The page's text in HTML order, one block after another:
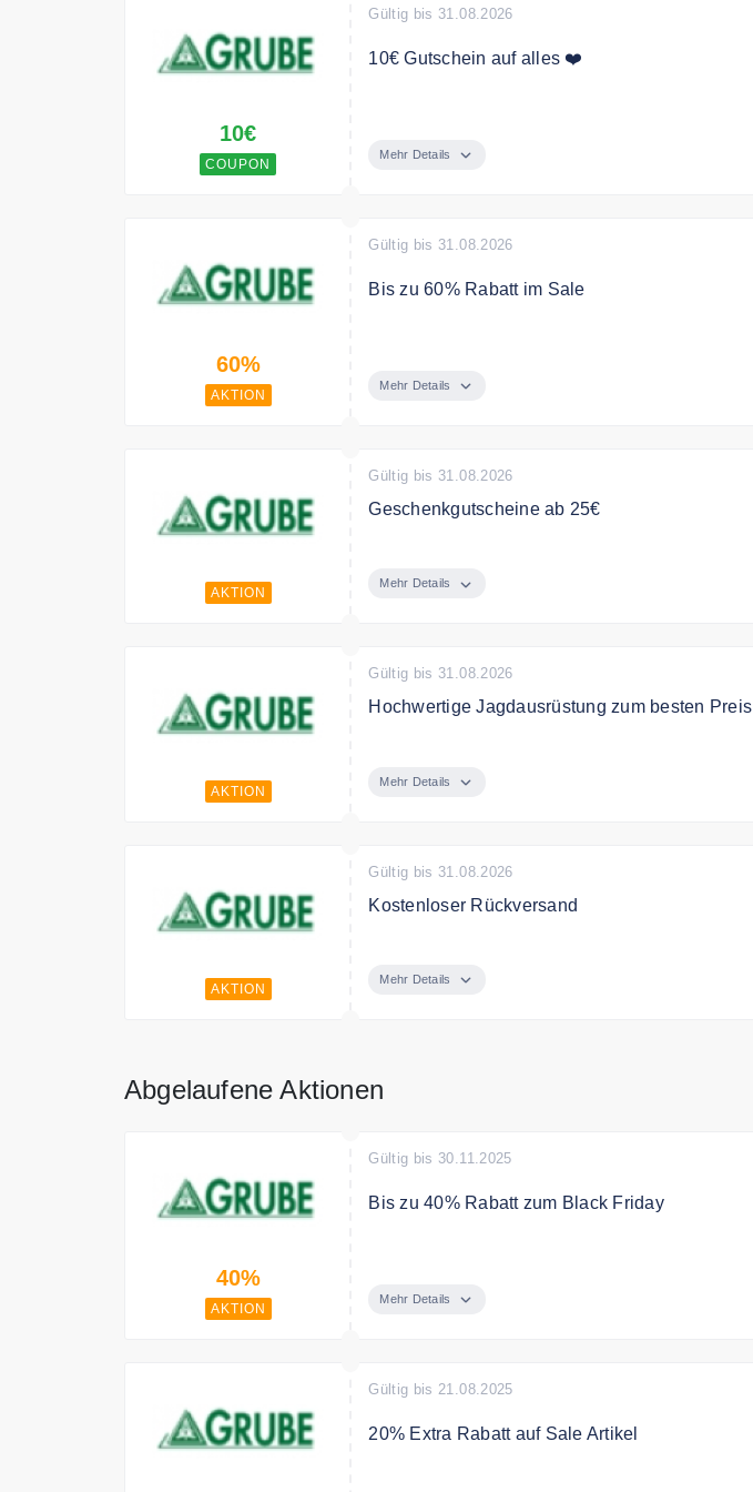
10€
COUPON
Gültig bis 31.08.2026
10€ Gutschein auf alles ❤️
Mehr Details
60%
AKTION
Gültig bis 31.08.2026
Bis zu 60% Rabatt im Sale
Mehr Details
AKTION
Gültig bis 31.08.2026
Geschenkgutscheine ab 25€
Mehr Details
AKTION
Gültig bis 31.08.2026
Hochwertige Jagdausrüstung zum besten Preis
Mehr Details
AKTION
Gültig bis 31.08.2026
Kostenloser Rückversand
Mehr Details
Abgelaufene Aktionen
40%
AKTION
Gültig bis 30.11.2025
Bis zu 40% Rabatt zum Black Friday
Mehr Details
Gültig bis 21.08.2025
20% Extra Rabatt auf Sale Artikel